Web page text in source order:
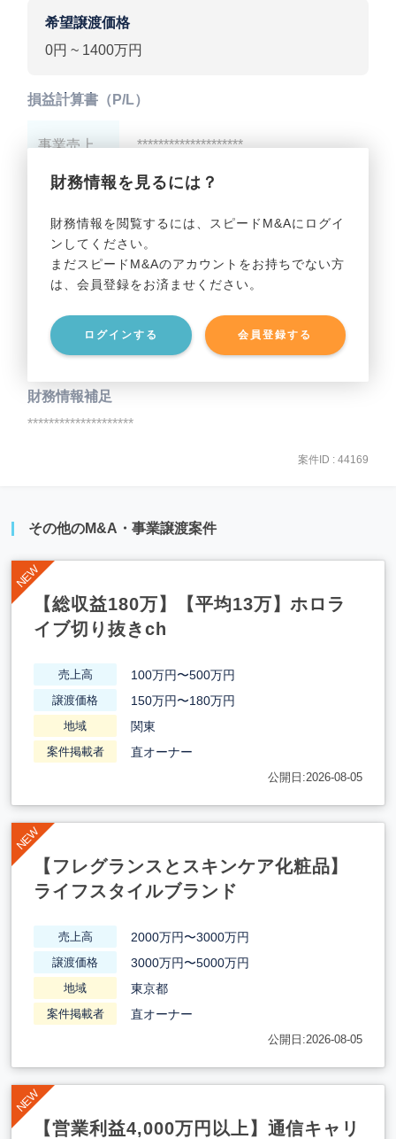
希望譲渡価格
0円 ~ 1400万円
財務情報を見るには？
財務情報を閲覧するには、スピードM&Aにログイ
ンしてください。
まだスピードM&Aのアカウントをお持ちでない方
は、会員登録をお済ませください。
ログインする 会員登録する
損益計算書（P/L）
事業売上 ********************
事業利益 ********************
貸借対照表（B/S）
事業資産 ********************
事業負債 ********************
財務情報補足
********************
案件ID : 44169
その他のM&A・事業譲渡案件
【総収益180万】【平均13万】ホロラ
イブ切り抜きch
売上高 100万円〜500万円
譲渡価格 150万円〜180万円
地域 関東
案件掲載者 直オーナー
公開日:2026-08-05
【フレグランスとスキンケア化粧品】
ライフスタイルブランド
売上高 2000万円〜3000万円
譲渡価格 3000万円〜5000万円
地域 東京都
案件掲載者 直オーナー
公開日:2026-08-05
【営業利益4,000万円以上】通信キャリ